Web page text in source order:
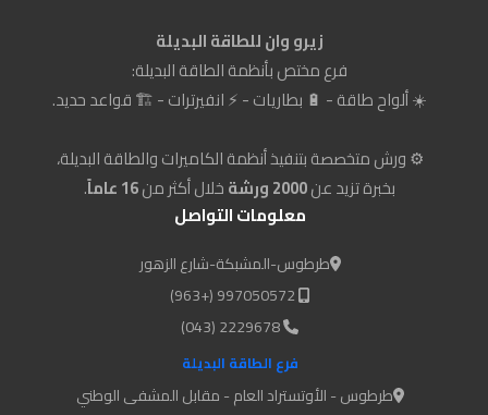
زيرو وان للطاقة البديلة
فرع مختص بأنظمة الطاقة البديلة:
☀️ ألواح طاقة - 🔋 بطاريات - ⚡ انفيرترات - 🏗️ قواعد حديد.
⚙️ ورش متخصصة بتنفيذ أنظمة الكاميرات والطاقة البديلة،
بخبرة تزيد عن2000 ورشة خلال أكثر من16 عاماً
.
معلومات التواصل
طرطوس-المشبكة-شارع الزهور
2229678 (043)
فرع الطاقة البديلة
طرطوس - الأوتستراد العام - مقابل المشفى الوطني